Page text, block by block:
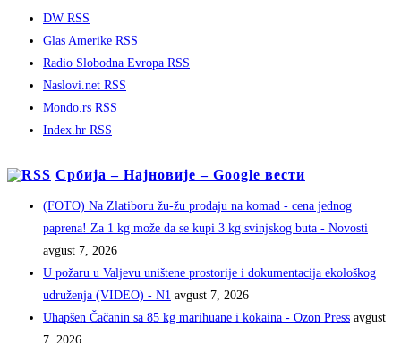
DW RSS
Glas Amerike RSS
Radio Slobodna Evropa RSS
Naslovi.net RSS
Mondo.rs RSS
Index.hr RSS
Србија – Најновије – Google вести
(FOTO) Na Zlatiboru žu-žu prodaju na komad - cena jednog
paprena! Za 1 kg može da se kupi 3 kg svinjskog buta - Novosti
avgust 7, 2026
U požaru u Valjevu uništene prostorije i dokumentacija ekološkog
udruženja (VIDEO) - N1 avgust 7, 2026
Uhapšen Čačanin sa 85 kg marihuane i kokaina - Ozon Press avgust
7, 2026